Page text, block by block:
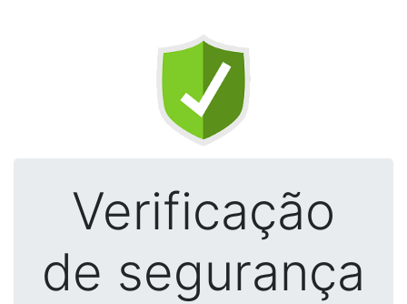
Verificação
de segurança